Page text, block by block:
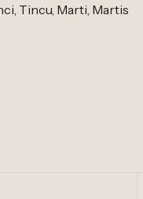
Tincu, Marti, Martis